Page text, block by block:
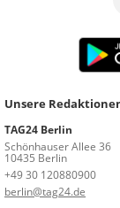
Unsere
TAG24 Berlin
Schönhauser Allee 36
10435 Berlin
+49 30 120880900
berlin@tag24.de